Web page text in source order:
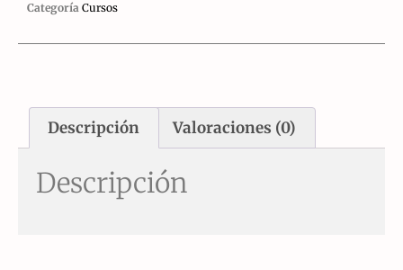
Categoría Cursos
Descripción Valoraciones (0)
Descripción